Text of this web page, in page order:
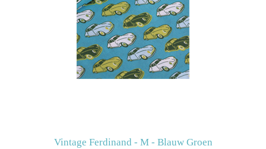
Vintage Ferdinand - M - Blauw Groen